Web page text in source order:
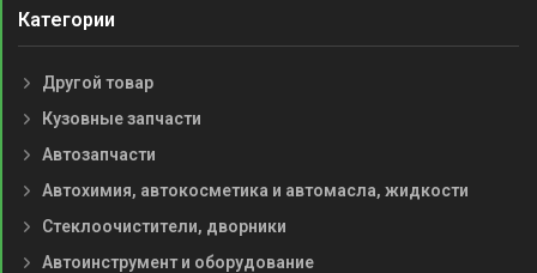
Категории
Другой товар
Кузовные запчасти
Автозапчасти
Автохимия, автокосметика и автомасла, жидкости
Стеклоочистители, дворники
Автоинструмент и оборудование